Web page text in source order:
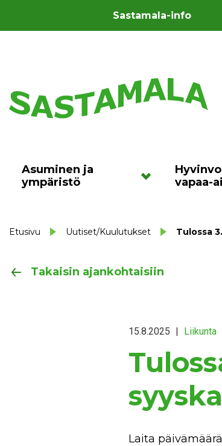
Sastamala-info
Asuminen ja
ympäristö
vapaa-
Etusivu Uutiset/Kuulutukset Tulossa
Takaisin ajankohtaisiin
15.8.2025 | Liikunta
Laita